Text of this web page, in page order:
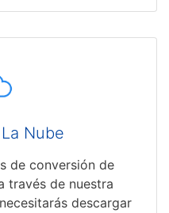
Nube
de conversión de
través de nuestra
descargar